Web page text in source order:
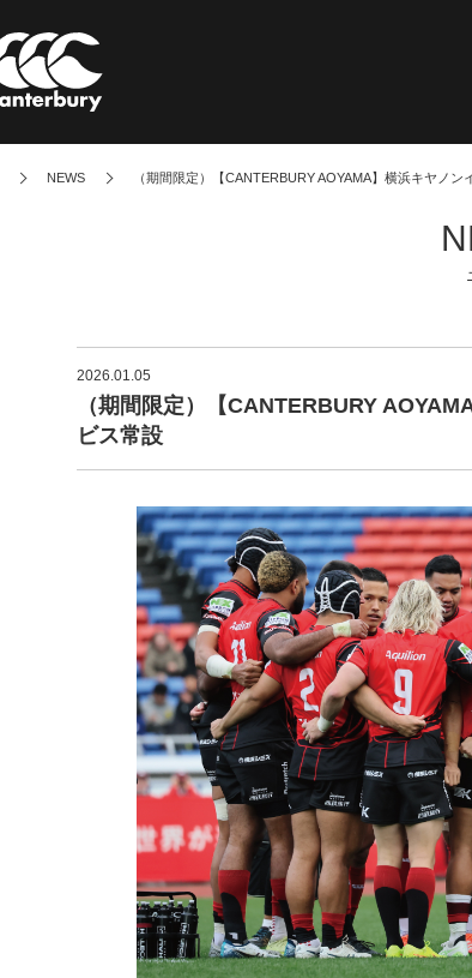
NEWS （期間限定）【CANTERBURY AOYAMA】横浜キヤノ
2026.01.05
（期間限定）【CANTERBURY
ビス常設